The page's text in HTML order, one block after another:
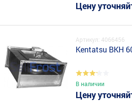
Цену
Артикул: 4066456
Kentatsu BKH
В наличии
Цену